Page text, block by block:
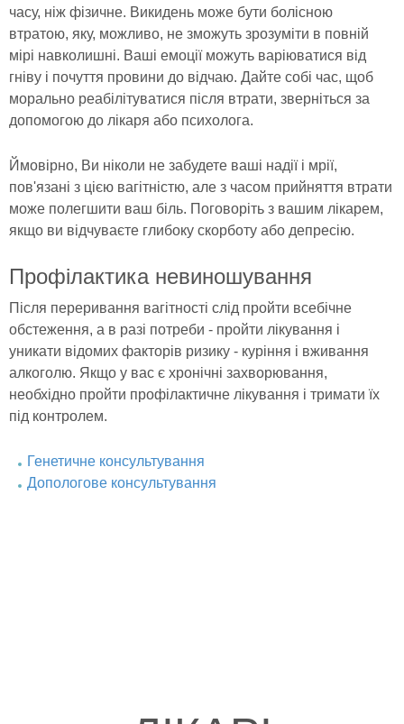
часу, ніж фізичне. Викидень може бути болісною
втратою, яку, можливо, не зможуть зрозуміти в повній
мірі навколишні. Ваші емоції можуть варіюватися від
гніву і почуття провини до відчаю. Дайте собі час, щоб
морально реабілітуватися після втрати, зверніться за
допомогою до лікаря або психолога.
Ймовірно, Ви ніколи не забудете ваші надії і мрії,
пов'язані з цією вагітністю, але з часом прийняття втрати
може полегшити ваш біль. Поговоріть з вашим лікарем,
якщо ви відчуваєте глибоку скорботу або депресію.
Профілактика невиношування
Після переривання вагітності слід пройти всебічне
обстеження, а в разі потреби - пройти лікування і
уникати відомих факторів ризику - куріння і вживання
алкоголю. Якщо у вас є хронічні захворювання,
необхідно пройти профілактичне лікування і тримати їх
під контролем.
Генетичне консультування
Допологове консультування